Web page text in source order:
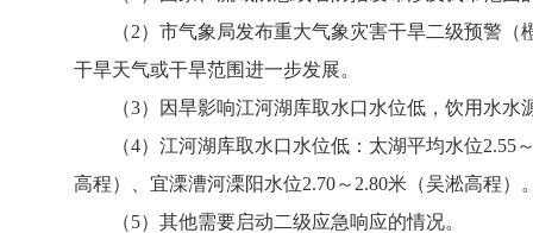
（2）市气象局发布重大气象灾害干旱二级预警（
干旱天气或干旱范围进一步发展。
（3）因旱影响江河湖库取水口水位低，饮用水水
（4）江河湖库取水口水位低：太湖平均水位2.55～
高程）、宜溧漕河溧阳水位2.70～2.80米（吴淞高程）
（5）其他需要启动二级应急响应的情况。